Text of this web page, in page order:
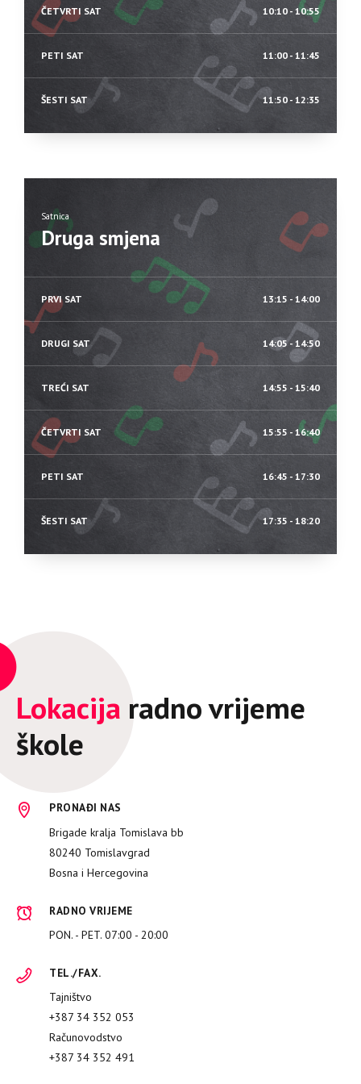
ČETVRTI SAT 10:10 - 10:55
PETI SAT 11:00 - 11:45
ŠESTI SAT 11:50 - 12:35
Satnica
Druga smjena
PRVI SAT 13:15 - 14:00
DRUGI SAT 14:05 - 14:50
TREĆI SAT 14:55 - 15:40
ČETVRTI SAT 15:55 - 16:40
PETI SAT 16:45 - 17:30
ŠESTI SAT 17:35 - 18:20
Lokacija radno vrijeme
škole
PRONAĐI NAS
Brigade kralja Tomislava bb
80240 Tomislavgrad
Bosna i Hercegovina
RADNO VRIJEME
PON. - PET. 07:00 - 20:00
TEL./FAX.
Tajništvo
+387 34 352 053
Računovodstvo
+387 34 352 491